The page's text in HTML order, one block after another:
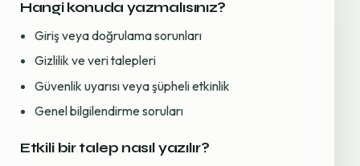
Hangi konuda yazmalısınız?
Giriş veya doğrulama sorunları
Gizlilik ve veri talepleri
Güvenlik uyarısı veya şüpheli etkinlik
Genel bilgilendirme soruları
Etkili bir talep nasıl yazılır?